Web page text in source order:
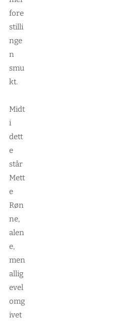
fore
stilli
nge
n
smu
kt.
Midt
i
dett
e
står
Mett
e
Røn
ne,
alen
e,
men
allig
evel
omg
ivet